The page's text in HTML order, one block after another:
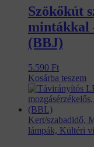
Szökőkút
mintákkal
(BBJ)
5.590 Ft
Kosárba teszem
Kert/szabadidő,
lámpák, Kültéri